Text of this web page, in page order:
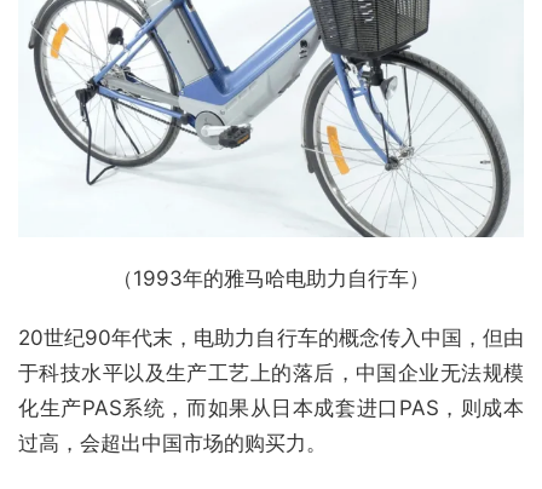
（1993年的雅马哈电助力自行车）
20世纪90年代末，电助力自行车的概念传入中国，但由
于科技水平以及生产工艺上的落后，中国企业无法规模
化生产PAS系统，而如果从日本成套进口PAS，则成本
过高，会超出中国市场的购买力。